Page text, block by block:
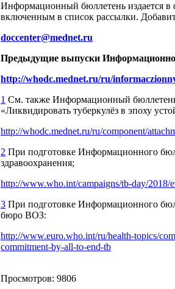
Информационный бюллетень издается в
включенным в список рассылки.
doccenter@mednet.ru
Предыдущие выпуски
http://whodc.mednet.ru/ru/
1 См. также Информационный бюллетень
«Ликвидировать туберкулёз в эпоху
http://whodc.mednet.ru/ru/component/
2 При подготовке Информационного
здравоохранения;
http://www.who.int/campaigns/tb-day/2018/
3 При подготовке Информационного
бюро ВОЗ:
http://www.euro.who.int/ru/health-topics/
commitment-by-all-to-end-tb
Просмотров: 9806